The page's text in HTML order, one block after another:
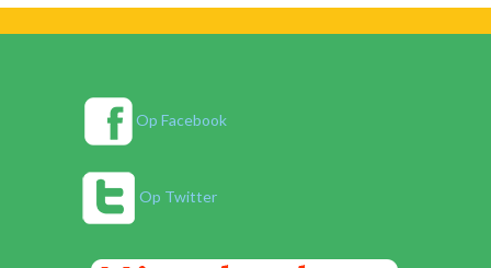
Op Facebook
Op Twitter